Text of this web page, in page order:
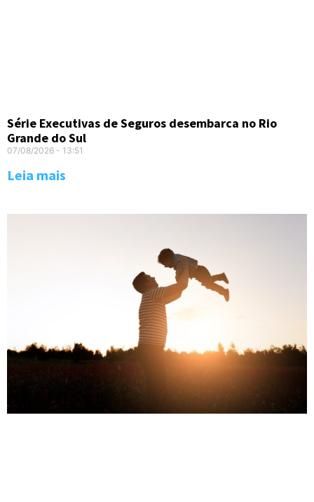
Série Executivas de Seguros desembarca no Rio
Grande do Sul
07/08/2026 13:51
Leia mais